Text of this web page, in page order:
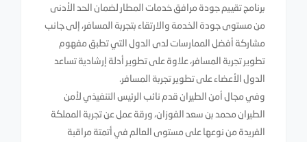
برنامج تقييم جودة مرافق خدمات المطار لضمان الحد الأدنى
من مستوى جودة الخدمة والارتقاء بتجربة المسافر، إلى جانب
مشاركة أفضل الممارسات لدى الدول التي تطبق مفهوم
تطوير تجربة المسافر، علاوة على تطوير أدلة إرشادية تساعد
الدول الأعضاء على تطوير تجربة المسافر.
وفي مجال أمن الطيران قدم نائب الرئيس التنفيذي لأمن
الطيران محمد بن سعد الفوزان، ورقة عمل عن تجربة المملكة
الفريدة من نوعها على مستوى العالم في أتمتة مراقبة